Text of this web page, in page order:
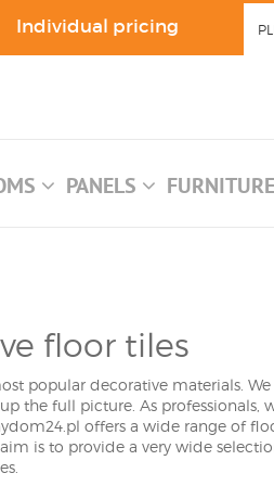
Individual pricing
PANELS FURNITURE
floor tiles
popular decorative materials.
the full picture. As
offers a wide range of
is to provide a very wide